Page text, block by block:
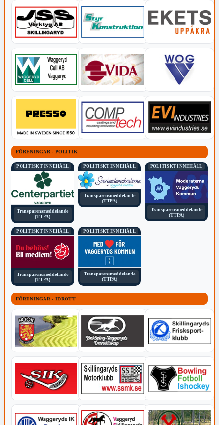
FÖRENINGAR - POLITIK
POLITISKT INNEHÅLL
Transparensmeddelande
(TTPA)
POLITISKT INNEHÅLL
Transparensmeddelande
(TTPA)
POLITISKT INNEHÅLL
Transparensmeddelande
(TTPA)
POLITISKT INNEHÅLL
Transparensmeddelande
(TTPA)
POLITISKT INNEHÅLL
Transparensmeddelande
(TTPA)
FÖRENINGAR - IDROTT